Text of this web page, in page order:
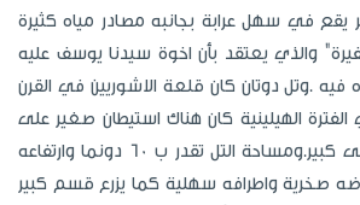
في سهل عرابة بجانبه مصادر مياه كثيرة
والذي يعتقد بأن اخوة سيدنا يوسف عليه
فيه .وتل دوتان كان قلعة الاشوريين في القرن
الفترة الهيلينية كان هناك استيطان صغير على
القمة اكتشف منه مبنى كبير.ومساحة التل تقدر ب 60 دونما وارتفاعه
صخرية واطرافه سهلية كما يزرع قسم كبير